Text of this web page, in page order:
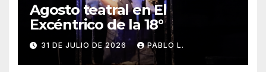
Agosto teatral en El
Excéntrico de la 18°
31 DE JULIO DE 2026 PABLO L.